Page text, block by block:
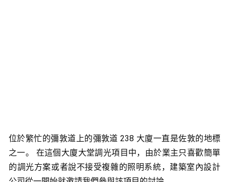
位於繁忙的彌敦道上的彌敦道 238 大廈一直是佐敦的地標
之一。 在這個大廈大堂調光項目中，由於業主只喜歡簡單
的調光方案或者說不接受複雜的照明系統，建築室內設計